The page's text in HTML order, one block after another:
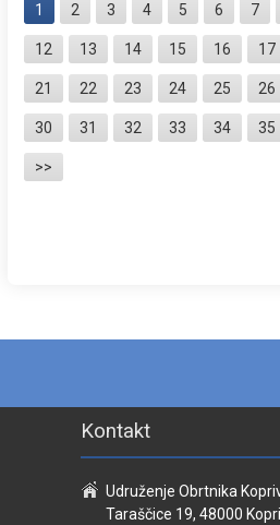
1 2 3 4 5 6 7
12 13 14 15 16 17
21 22 23 24 25 26
30 31 32 33 34 35
>>
Kontakt
Udruženje Obrtnika
Taraščice 19, 48000